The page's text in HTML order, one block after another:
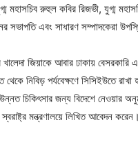
মহাসচিব রুহুল কবির রিজভী, যুগ্ম
সভাপতি এবং সাধারণ সম্পাদকেরা
জিয়াকে আবার ঢাকায় বেসরকারি
নিবিড় পর্যবেক্ষণে সিসিইউতে
চিকিৎসার জন্য বিদেশে নেওয়ার
স্বরাষ্ট্র মন্ত্রণালয়ে লিখিত আবেদন করেন।